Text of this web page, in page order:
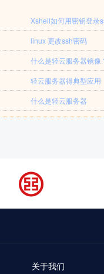
Xshell如何用密钥登录
linux 更改ssh密码
什么是轻云服务器镜像
轻云服务器得典型应用
什么是轻云服务器
关于我们